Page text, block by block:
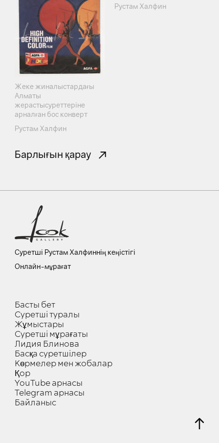
Жеке жиналыстардағы
Алматы
жерастысуреттеріне
арналған бос конверт
Рустам Халфин
Рустам Халфин
Барлығын қарау
Суретші Рустам Халфиннің кеңістігі
Онлайн-мұрағат
Басты бет
Суретші туралы
Жұмыстары
Суретші мұрағаты
Лидия Блинова
Басқа суретшілер
Көрмелер мен жобалар
Қор
YouTube арнасы
Telegram арнасы
Байланыс